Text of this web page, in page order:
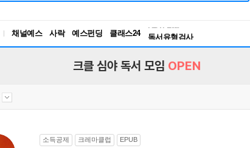
채널예스 사락 예스펀딩 클래스24
독서유형검사
RBTI Lab
크클 심야 독서 모임 OPEN
소득공제 크레마클럽 EPUB